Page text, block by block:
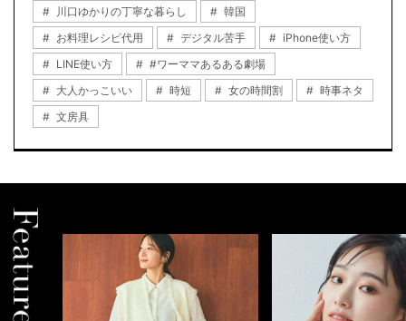
川口ゆかりの丁寧な暮らし
韓国
お料理レシピ代用
デジタル苦手
iPhone使い方
LINE使い方
#ワーママあるある劇場
大人かっこいい
時短 女の時間割
時事ネタ
文房具